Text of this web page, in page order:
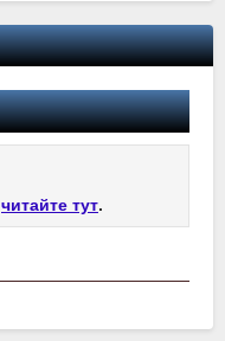
читайте тут.